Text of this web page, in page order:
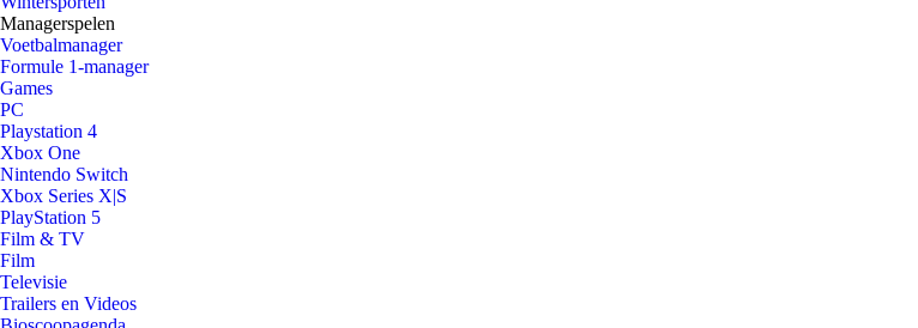
Managerspelen
Voetbalmanager
Formule 1-manager
Games
PC
Playstation 4
Xbox One
Nintendo Switch
Xbox Series X|S
PlayStation 5
Film & TV
Film
Televisie
Trailers en Videos